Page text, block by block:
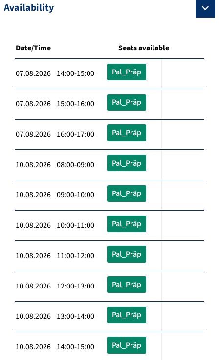
Availability
Date/Time Seats available
07.08.2026 14:00-15:00 Pal_Präp
07.08.2026 15:00-16:00 Pal_Präp
07.08.2026 16:00-17:00 Pal_Präp
10.08.2026 08:00-09:00 Pal_Präp
10.08.2026 09:00-10:00 Pal_Präp
10.08.2026 10:00-11:00 Pal_Präp
10.08.2026 11:00-12:00 Pal_Präp
10.08.2026 12:00-13:00 Pal_Präp
10.08.2026 13:00-14:00 Pal_Präp
10.08.2026 14:00-15:00 Pal_Präp